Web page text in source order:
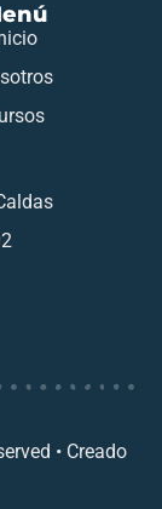
• Creado